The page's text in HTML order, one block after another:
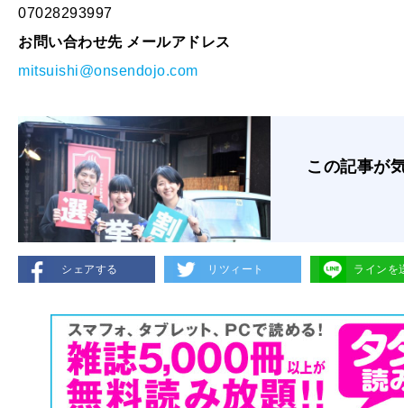
07028293997
お問い合わせ先 メールアドレス
mitsuishi@onsendojo.com
この記事が
シェアする リツィート ラインを